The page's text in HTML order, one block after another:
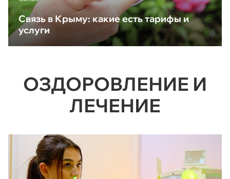
Связь в Крыму: какие есть тарифы и
услуги
ОЗДОРОВЛЕНИЕ И
ЛЕЧЕНИЕ